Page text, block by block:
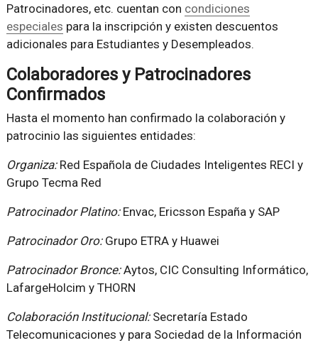
Patrocinadores, etc. cuentan con condiciones
especiales para la inscripción y existen descuentos
adicionales para Estudiantes y Desempleados.
Colaboradores y Patrocinadores
Confirmados
Hasta el momento han confirmado la colaboración y
patrocinio las siguientes entidades:
Organiza:Red Española de Ciudades Inteligentes RECI y
Grupo Tecma Red
Patrocinador Platino:Envac, Ericsson España y SAP
Patrocinador Oro:Grupo ETRA y Huawei
Patrocinador Bronce:Aytos, CIC Consulting Informático,
LafargeHolcim y THORN
Colaboración Institucional:Secretaría Estado
Telecomunicaciones y para Sociedad de la Información